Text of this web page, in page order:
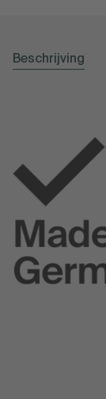
Beschrijving